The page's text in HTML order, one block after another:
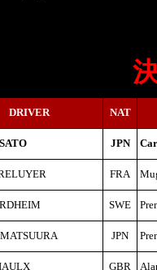
DRIVER NAT
JPN
FRA
SWE
JPN
GBR